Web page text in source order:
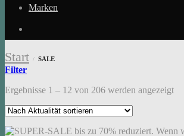
Marken
Start / SALE
Filter
Ergebnisse 1 – 12 von 206 werden angezeigt